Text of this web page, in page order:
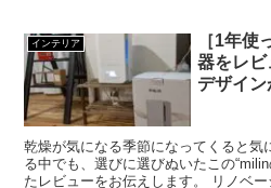
インテリア
［1年使
器をレ
デザイ
乾燥が気になる季節になってくると気
る中でも、選びに選びぬいたこの
たレビューをお伝えします。 リノベー